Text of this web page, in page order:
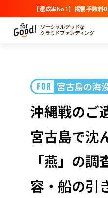
【達成率No.1】掲載手数
ソーシャルグッドな
クラウドファンディング
プロジェクトからさ
カテゴリーからさがす
注目 新着
支援金額
支援人数が多い
終了日
カテゴリーからさがす
国際協力 医療・福祉
環境・エシカル
人権・
社会貢献
地域からさがす
FOR 宮古島の海
沖縄戦のご
宮古島で沈
「燕」の
容・船の引